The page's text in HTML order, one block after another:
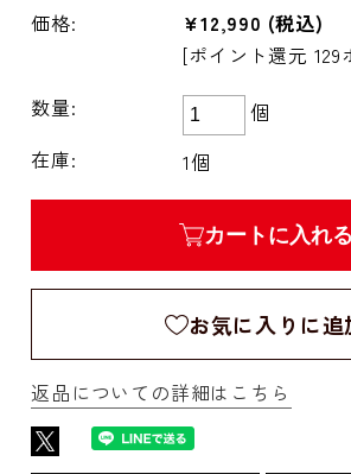
価格: ¥12,990 (税込)
[ポイント還元 129
数量:
個
在庫:
1個
カートに入れる
お気に入りに追
返品についての詳細はこちら